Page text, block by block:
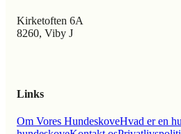
Kirketoften 6A
8260, Viby J
Links
Om Vores HundeskoveHvad er en